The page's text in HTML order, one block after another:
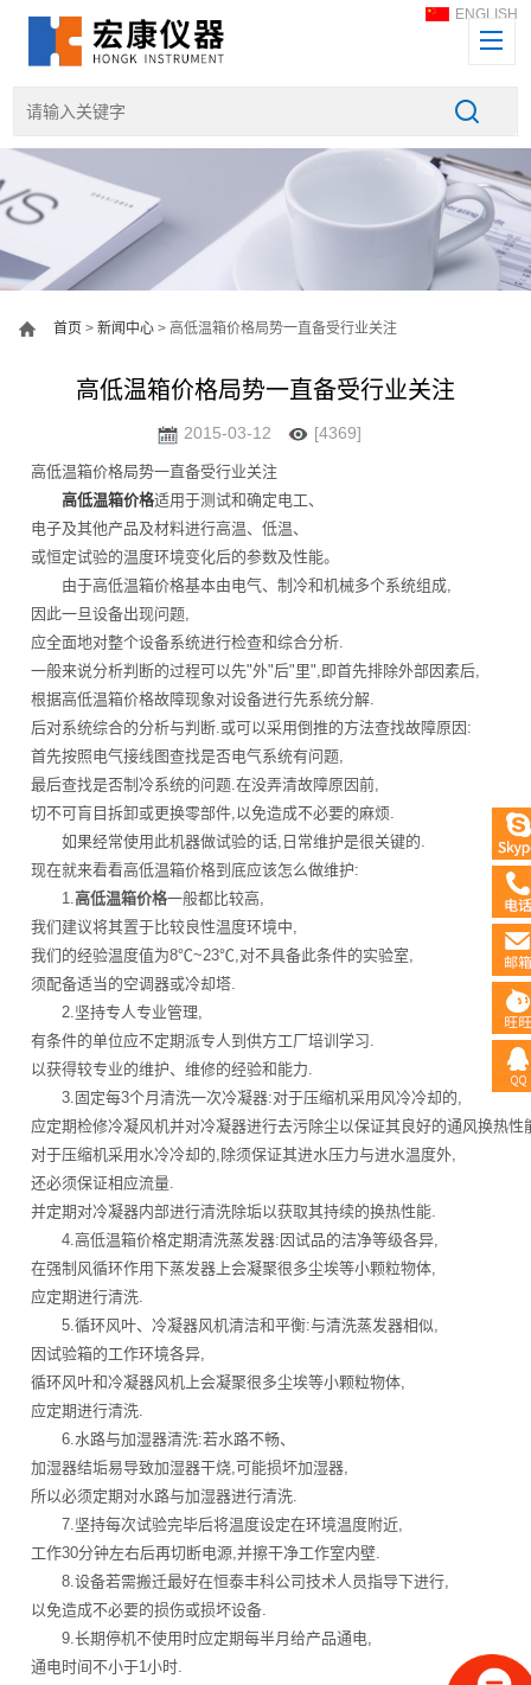
ENGLISH
首页 >新闻中心 > 高低温箱价格局势一直备受行业关注
高低温箱价格局势一直备受行业关注
2015-03-12 [4369]
高低温箱价格局势一直备受行业关注
高低温箱价格适用于测试和确定电工、
电子及其他产品及材料进行高温、低温、
或恒定试验的温度环境变化后的参数及性能。
由于高低温箱价格基本由电气、制冷和机械多个系统组成,
因此一旦设备出现问题,
应全面地对整个设备系统进行检查和综合分析.
一般来说分析判断的过程可以先"外"后"里",即首先排除外部因素后,
根据高低温箱价格故障现象对设备进行先系统分解.
后对系统综合的分析与判断.或可以采用倒推的方法查找故障原因:
首先按照电气接线图查找是否电气系统有问题,
最后查找是否制冷系统的问题.在没弄清故障原因前,
切不可肓目拆卸或更换零部件,以免造成不必要的麻烦.
如果经常使用此机器做试验的话,日常维护是很关键的.
现在就来看看高低温箱价格到底应该怎么做维护:
1.高低温箱价格一般都比较高,
我们建议将其置于比较良性温度环境中,
我们的经验温度值为8℃~23℃,对不具备此条件的实验室,
须配备适当的空调器或冷却塔.
2.坚持专人专业管理,
有条件的单位应不定期派专人到供方工厂培训学习.
以获得较专业的维护、维修的经验和能力.
3.固定每3个月清洗一次冷凝器:对于压缩机采用风冷冷却的,
应定期检修冷凝风机并对冷凝器进行去污除尘以保证其良好的通风换热性
对于压缩机采用水冷冷却的,除须保证其进水压力与进水温度外,
还必须保证相应流量.
并定期对冷凝器内部进行清洗除垢以获取其持续的换热性能.
4.高低温箱价格定期清洗蒸发器:因试品的洁净等级各异,
在强制风循环作用下蒸发器上会凝聚很多尘埃等小颗粒物体,
应定期进行清洗.
5.循环风叶、冷凝器风机清洁和平衡:与清洗蒸发器相似,
因试验箱的工作环境各异,
循环风叶和冷凝器风机上会凝聚很多尘埃等小颗粒物体,
应定期进行清洗.
6.水路与加湿器清洗:若水路不畅、
加湿器结垢易导致加湿器干烧,可能损坏加湿器,
所以必须定期对水路与加湿器进行清洗.
7.坚持每次试验完毕后将温度设定在环境温度附近,
工作30分钟左右后再切断电源,并擦干净工作室内壁.
8.设备若需搬迁最好在恒泰丰科公司技术人员指导下进行,
以免造成不必要的损伤或损坏设备.
9.长期停机不使用时应定期每半月给产品通电,
通电时间不小于1小时.